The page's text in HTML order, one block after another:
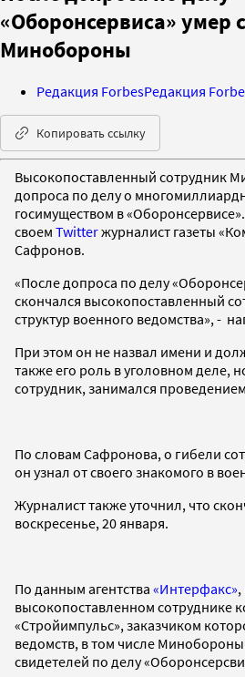
«Оборонсервиса» умер
Минобороны
Редакция ForbesРедакция
Копировать ссылку
Высокопоставленный сотрудник
допроса по делу о
госимуществом в
своем Twitterжурналист газеты
Сафронов.
«После допроса по делу
скончался высокопоставленный
структур военного ведомства», -
При этом он не назвал имени и
также его роль в уголовном деле,
сотрудник, занимался
По словам Сафронова, о гибели
он узнал от своего знакомого в
Журналист также уточнил, что
воскресенье, 20 января.
По данным агентства «Интерфакс»,
высокопоставленном сотруднике
«Стройимпульс», заказчиком
ведомств, в том числе
свидетелей по делу